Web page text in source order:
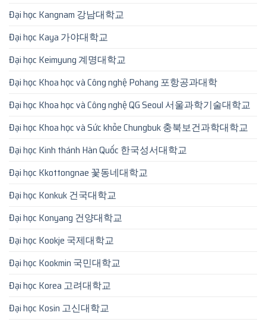
Đại học Kangnam 강남대학교
Đại học Kaya 가야대학교
Đại học Keimyung 계명대학교
Đại học Khoa học và Công nghệ Pohang 포항공과대학
Đại học Khoa học và Công nghệ QG Seoul 서울과학기술대학교
Đại học Khoa học và Sức khỏe Chungbuk 충북보건과학대학교
Đại học Kinh thánh Hàn Quốc 한국성서대학교
Đại học Kkottongnae 꽃동네대학교
Đại học Konkuk 건국대학교
Đại học Konyang 건양대학교
Đại học Kookje 국제대학교
Đại học Kookmin 국민대학교
Đại học Korea 고려대학교
Đại học Kosin 고신대학교